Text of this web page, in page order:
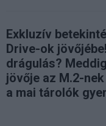
Exkluzív
Drive-ok
drágulás?
jövője az M.2-
a mai tárolók